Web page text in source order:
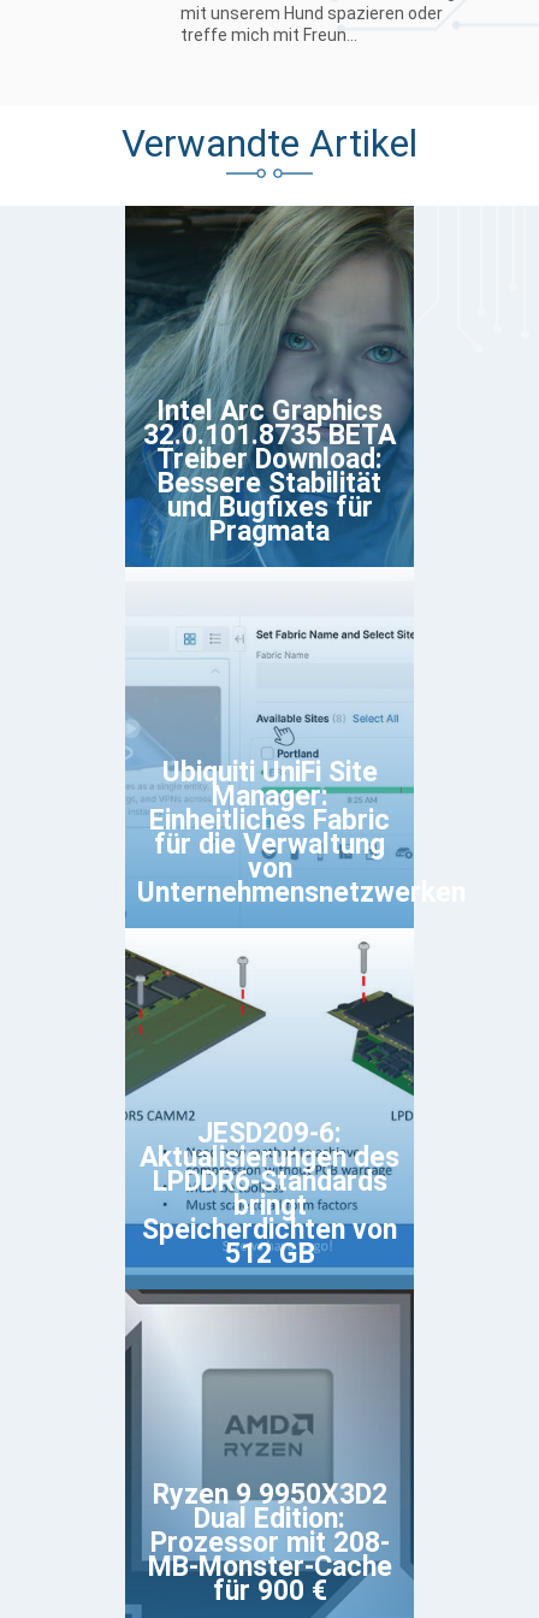
mit unserem Hund spazieren oder
treffe mich mit Freun...
Verwandte Artikel
Intel Arc Graphics
32.0.101.8735 BETA
Treiber Download:
Bessere Stabilität
und Bugfixes für
Pragmata
Ubiquiti UniFi Site
Manager:
Einheitliches Fabric
für die Verwaltung
von
Unternehmensnetzwerken
JESD209-6:
Aktualisierungen des
LPDDR6-Standards
bringt
Speicherdichten von
512 GB
Ryzen 9 9950X3D2
Dual Edition:
Prozessor mit 208-
MB-Monster-Cache
für 900 €